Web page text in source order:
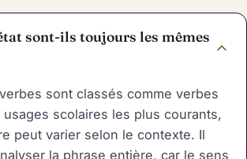
sont-ils toujours les mêmes
sont classés comme verbes
usages scolaires les plus courants,
peut varier selon le contexte. Il
la phrase entière, car le sens